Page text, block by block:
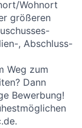
Wohnort
größeren
, Abschluss-
Weg zum
Dann
Bewerbung!